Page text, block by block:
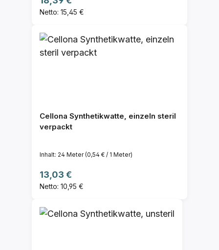
Netto: 15,45 €
Cellona Synthetikwatte, einzeln steril
verpackt
Inhalt: 24 Meter(0,54 € / 1 Meter)
Regulärer Preis:
13,03 €
Netto: 10,95 €